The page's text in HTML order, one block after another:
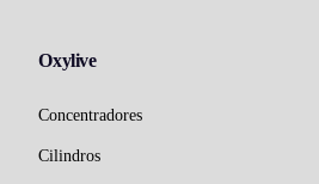
Oxylive
Concentradores
Cilindros